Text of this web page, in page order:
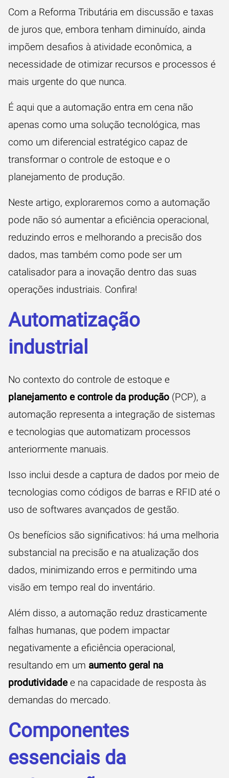
Com a Reforma Tributária em discussão e taxas
de juros que, embora tenham diminuído, ainda
impõem desafios à atividade econômica, a
necessidade de otimizar recursos e processos é
mais urgente do que nunca.
É aqui que a automação entra em cena não
apenas como uma solução tecnológica, mas
como um diferencial estratégico capaz de
transformar o controle de estoque e o
planejamento de produção.
Neste artigo, exploraremos como a automação
pode não só aumentar a eficiência operacional,
reduzindo erros e melhorando a precisão dos
dados, mas também como pode ser um
catalisador para a inovação dentro das suas
operações industriais. Confira!
Automatização
industrial
No contexto do controle de estoque e
planejamento e controle da produção (PCP), a
automação representa a integração de sistemas
e tecnologias que automatizam processos
anteriormente manuais.
Isso inclui desde a captura de dados por meio de
tecnologias como códigos de barras e RFID até o
uso de softwares avançados de gestão.
Os benefícios são significativos: há uma melhoria
substancial na precisão e na atualização dos
dados, minimizando erros e permitindo uma
visão em tempo real do inventário.
Além disso, a automação reduz drasticamente
falhas humanas, que podem impactar
negativamente a eficiência operacional,
resultando em um aumento geral na
produtividade e na capacidade de resposta às
demandas do mercado.
Componentes
essenciais da